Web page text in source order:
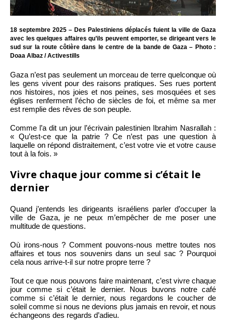
18 septembre 2025 – Des Palestiniens déplacés fuient la ville de Gaza
avec les quelques affaires qu’ils peuvent emporter, se dirigeant vers le
sud sur la route côtière dans le centre de la bande de Gaza – Photo :
Doaa Albaz / Activestills
Gaza n’est pas seulement un morceau de terre quelconque où
les gens vivent pour des raisons pratiques. Ses rues portent
nos histoires, nos joies et nos peines, ses mosquées et ses
églises renferment l’écho de siècles de foi, et même sa mer
est remplie des rêves de son peuple.
Comme l’a dit un jour l’écrivain palestinien Ibrahim Nasrallah :
« Qu’est-ce que la patrie ? Ce n’est pas une question à
laquelle on répond distraitement, c’est votre vie et votre cause
tout à la fois. »
Vivre chaque jour comme si c’était le
dernier
Quand j’entends les dirigeants israéliens parler d’occuper la
ville de Gaza, je ne peux m’empêcher de me poser une
multitude de questions.
Où irons-nous ? Comment pouvons-nous mettre toutes nos
affaires et tous nos souvenirs dans un seul sac ? Pourquoi
cela nous arrive-t-il sur notre propre terre ?
Tout ce que nous pouvons faire maintenant, c’est vivre chaque
jour comme si c’était le dernier. Nous buvons notre café
comme si c’était le dernier, nous regardons le coucher de
soleil comme si nous ne devions plus jamais en revoir, et nous
échangeons des regards d’adieu.